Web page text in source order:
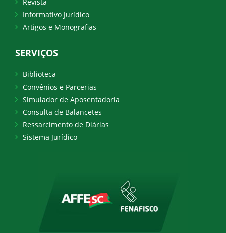
Informativo Jurídico
Artigos e Monografias
SERVIÇOS
Biblioteca
Convênios e Parcerias
Simulador de Aposentadoria
Consulta de Balancetes
Ressarcimento de Diárias
Sistema Jurídico